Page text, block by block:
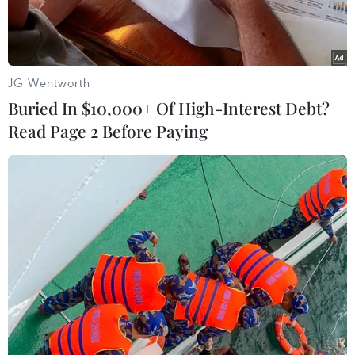
Ứng dụng gọi xe của Grab. (Ảnh: PV/Vietnam+)
Liên quan đến vụ việc Grab mua lại Uber tại thị
trường Việt Nam, ngày 30/11/2018, Cục trưởng
Cục Cạnh tranh và Bảo vệ người tiêu dùng (Bộ
JG Wentworth
Buried In $10,000+ Of High-Interest Debt?
Read Page 2 Before Paying